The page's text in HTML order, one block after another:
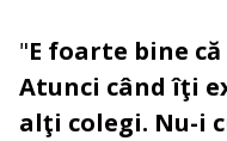
"E foarte bine
Atunci când îţi
alţi colegi. Nu-i